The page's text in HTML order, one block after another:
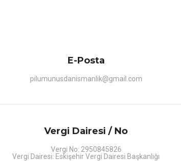
E-Posta
pilumunusdanismanlik@gmail.com
Vergi Dairesi / No
Vergi No: 2950845826
Vergi Dairesi: Eskişehir Vergi Dairesi Başkanlığı